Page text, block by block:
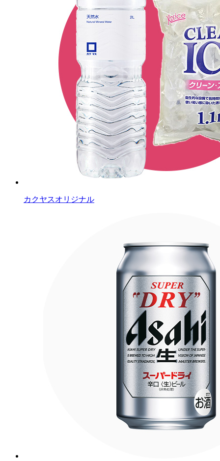
カクヤスオリジナル